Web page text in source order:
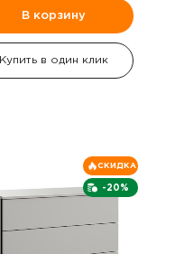
В корзину
Купить в один клик
-20%
СКИДКА